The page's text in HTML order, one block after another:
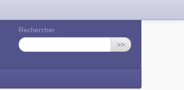
Rechercher :
>>